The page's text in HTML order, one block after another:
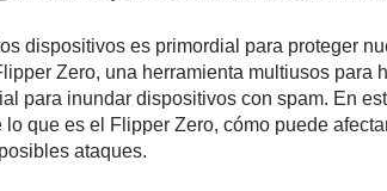
dispositivos es primordial para proteger
Zero, una herramienta multiusos para
para inundar dispositivos con spam. En
que es el Flipper Zero, cómo puede
ataques.